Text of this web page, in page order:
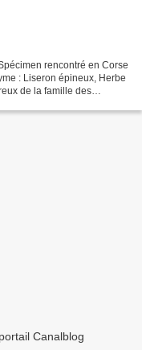
rencontré en Corse
: Liseron épineux, Herbe
de la famille des
Canalblog